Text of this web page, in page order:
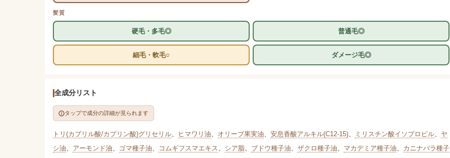
髪質
硬毛・多毛◎ 普通毛◎
細毛・軟毛○ ダメージ毛◎
全成分リスト
タップで成分の詳細が見られます
トリ(カプリル酸/カプリン酸)グリセリル、 ヒマワリ油、 オリーブ果実油、 安息香酸アルキル(C12-15)、 ミリスチン酸イソプロピル、 ヤ
シ油、 アーモンド油、 ゴマ種子油、 コムギフスマエキス、 シア脂、 ブドウ種子油、 ザクロ種子油、 マカデミア種子油、 カニナバラ種子